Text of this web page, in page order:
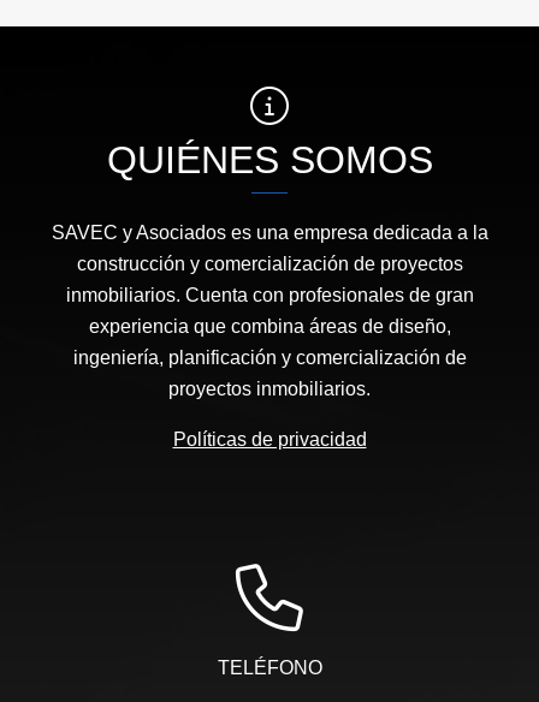
QUIÉNES SOMOS
SAVEC y Asociados es una empresa dedicada a la
construcción y comercialización de proyectos
inmobiliarios. Cuenta con profesionales de gran
experiencia que combina áreas de diseño,
ingeniería, planificación y comercialización de
proyectos inmobiliarios.
Políticas de privacidad
TELÉFONO